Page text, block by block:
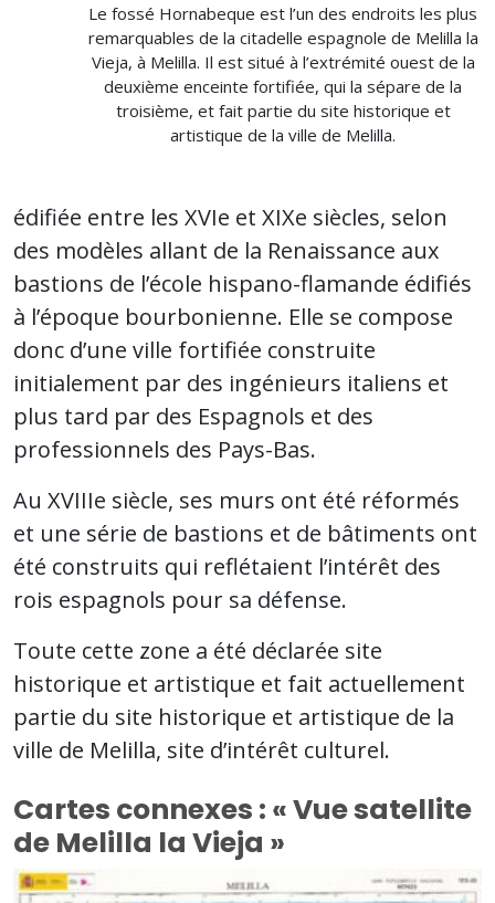
Le fossé Hornabeque est l’un des endroits les plus
remarquables de la citadelle espagnole de Melilla la
Vieja, à Melilla. Il est situé à l’extrémité ouest de la
deuxième enceinte fortifiée, qui la sépare de la
troisième, et fait partie du site historique et
artistique de la ville de Melilla.
édifiée entre les XVIe et XIXe siècles, selon
des modèles allant de la Renaissance aux
bastions de l’école hispano-flamande édifiés
à l’époque bourbonienne. Elle se compose
donc d’une ville fortifiée construite
initialement par des ingénieurs italiens et
plus tard par des Espagnols et des
professionnels des Pays-Bas.
Au XVIIIe siècle, ses murs ont été réformés
et une série de bastions et de bâtiments ont
été construits qui reflétaient l’intérêt des
rois espagnols pour sa défense.
Toute cette zone a été déclarée site
historique et artistique et fait actuellement
partie du site historique et artistique de la
ville de Melilla, site d’intérêt culturel.
Cartes connexes : « Vue satellite
de Melilla la Vieja »